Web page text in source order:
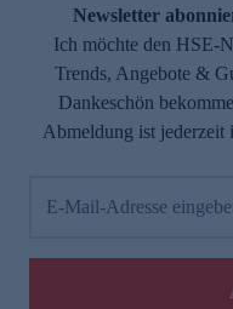
Newsletter
Ich möchte den HSE-
Trends, Angebote &
Dankeschön
Abmeldung ist
E-Mail-Adresse